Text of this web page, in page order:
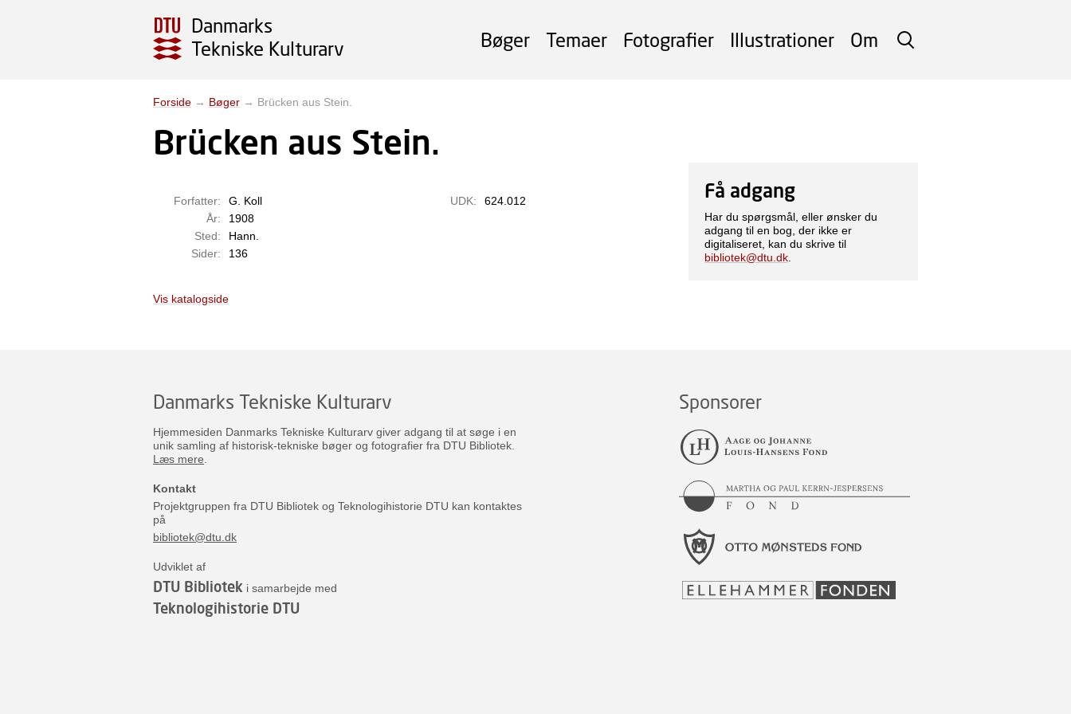
Danmarks
Tekniske Kulturarv
SØG
Bøger Temaer Fotografier Illustrationer Om
Forside → Bøger → Brücken aus Stein.
Brücken aus Stein.
Forfatter:
G. Koll
År:
1908
Sted:
Hann.
Sider:
136
UDK: 624.012 Få adgang
Har du spørgsmål, eller ønsker du
adgang til en bog, der ikke er
digitaliseret, kan du skrive til
bibliotek@dtu.dk
Vis katalogside
Danmarks Tekniske Kulturarv
Hjemmesiden Danmarks Tekniske Kulturarv giver adgang til at søge i en
unik samling af historisk-tekniske bøger og fotografier fra DTU Bibliotek.
Læs mere
Kontakt
Projektgruppen fra DTU Bibliotek og Teknologihistorie DTU kan kontaktes
på
bibliotek@dtu.dk
Udviklet af
DTU Bibliotek i samarbejde med
Teknologihistorie DTU
Sponsorer